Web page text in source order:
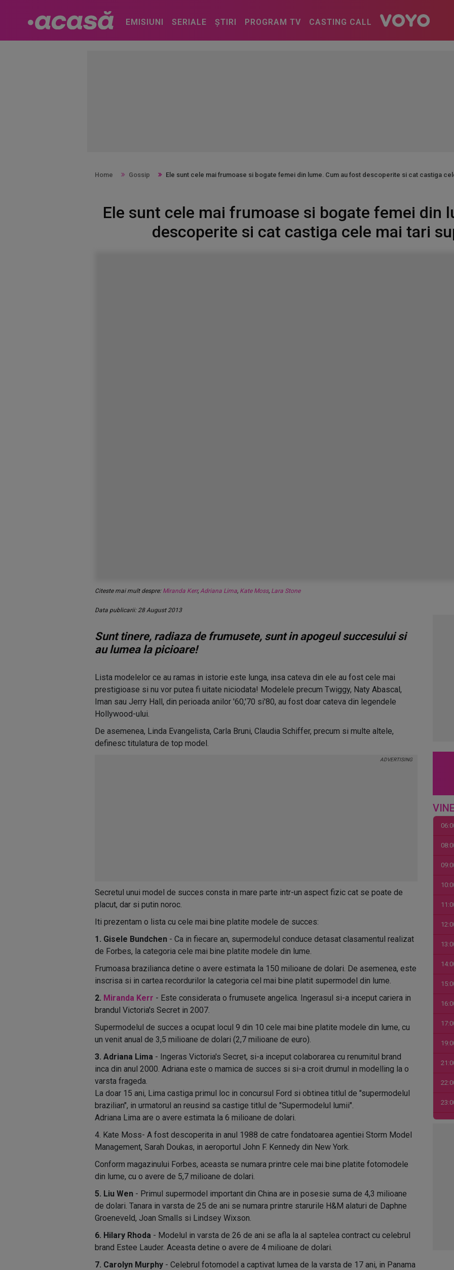
EMISIUNI SERIALE ȘTIRI PROGRAM TV CASTING CALL
Home Gossip Ele sunt cele mai frumoase si bogate femei din lume. Cum au fost descoperite si cat castiga
Ele sunt cele mai frumoase si bogate femei din
descoperite si cat castiga cele mai tari
Citeste mai mult despre: Miranda Kerr, Adriana Lima, Kate Moss, Lara Stone
Data publicarii: 28 August 2013
Sunt tinere, radiaza de frumusete, sunt in apogeul succesului si
au lumea la picioare!
Lista modelelor ce au ramas in istorie este lunga, insa cateva din ele au fost cele mai
prestigioase si nu vor putea fi uitate niciodata! Modelele precum Twiggy, Naty Abascal,
Iman sau Jerry Hall, din perioada anilor '60,'70 si'80, au fost doar cateva din legendele
Hollywood-ului.
De asemenea, Linda Evangelista, Carla Bruni, Claudia Schiffer, precum si multe altele,
definesc titulatura de top model.
Secretul unui model de succes consta in mare parte intr-un aspect fizic cat se poate de
placut, dar si putin noroc.
Iti prezentam o lista cu cele mai bine platite modele de succes:
1. Gisele Bundchen - Ca in fiecare an, supermodelul conduce detasat clasamentul realizat
de Forbes, la categoria cele mai bine platite modele din lume.
Frumoasa brazilianca detine o avere estimata la 150 milioane de dolari. De asemenea, este
inscrisa si in cartea recordurilor la categoria cel mai bine platit supermodel din lume.
2. Miranda Kerr - Este considerata o frumusete angelica. Ingerasul si-a inceput cariera in
brandul Victoria's Secret in 2007.
Supermodelul de succes a ocupat locul 9 din 10 cele mai bine platite modele din lume, cu
un venit anual de 3,5 milioane de dolari (2,7 milioane de euro).
3. Adriana Lima - Ingeras Victoria's Secret, si-a inceput colaborarea cu renumitul brand
inca din anul 2000. Adriana este o mamica de succes si si-a croit drumul in modelling la o
varsta frageda.
La doar 15 ani, Lima castiga primul loc in concursul Ford si obtinea titlul de "supermodelul
brazilian", in urmatorul an reusind sa castige titlul de "Supermodelul lumii".
Adriana Lima are o avere estimata la 6 milioane de dolari.
4. Kate Moss- A fost descoperita in anul 1988 de catre fondatoarea agentiei Storm Model
Management, Sarah Doukas, in aeroportul John F. Kennedy din New York.
Conform magazinului Forbes, aceasta se numara printre cele mai bine platite fotomodele
din lume, cu o avere de 5,7 milioane de dolari.
5. Liu Wen - Primul supermodel important din China are in posesie suma de 4,3 milioane
de dolari. Tanara in varsta de 25 de ani se numara printre starurile H&M alaturi de Daphne
Groeneveld, Joan Smalls si Lindsey Wixson.
6. Hilary Rhoda - Modelul in varsta de 26 de ani se afla la al saptelea contract cu celebrul
brand Estee Lauder. Aceasta detine o avere de 4 milioane de dolari.
7. Carolyn Murphy - Celebrul fotomodel a captivat lumea de la varsta de 17 ani, in Panama